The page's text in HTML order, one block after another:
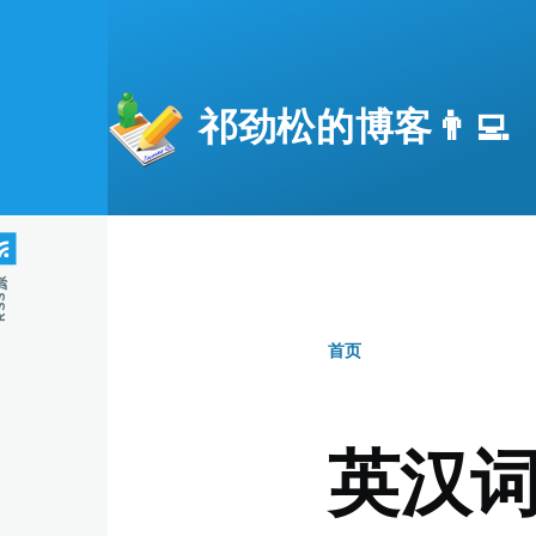
祁劲松的博客👨‍💻
包
屑
首页
英汉